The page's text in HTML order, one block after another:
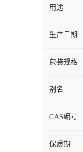
用途
生产日期
包装规格
别名
CAS编号
保质期